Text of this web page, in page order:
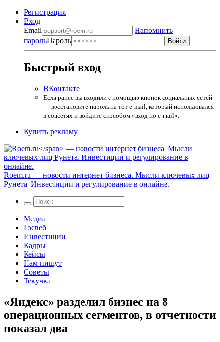
Регистрация
Вход
Email
Напомнить
парольПароль
Быстрый вход
ВКонтакте
Если ранее вы входили с помощью кнопок социальных сетей
— восстановите пароль на тот e-mail, который использовался
в соцсетях и войдите способом «вход по e-mail».
Купить рекламу
Roem.ru — новости интернет бизнеса. Мысли ключевых лиц
Рунета. Инвестиции и регулирование в онлайне.
Медиа
Госвеб
Инвестиции
Кадры
Кейсы
Нам пишут
Советы
Текучка
«Яндекс» разделил бизнес на 8
операционных сегментов, в отчетности
показал два